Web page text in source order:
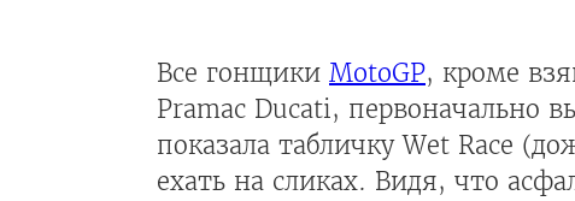
Все гонщики MotoGP, кроме
Pramac Ducati, первоначально
показала табличку Wet Race
ехать на сликах. Видя, что